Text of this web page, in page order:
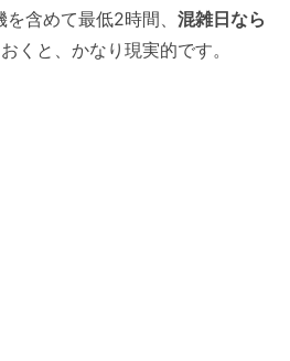
含めて最低2時間、 混雑日なら
くと、かなり現実的です。